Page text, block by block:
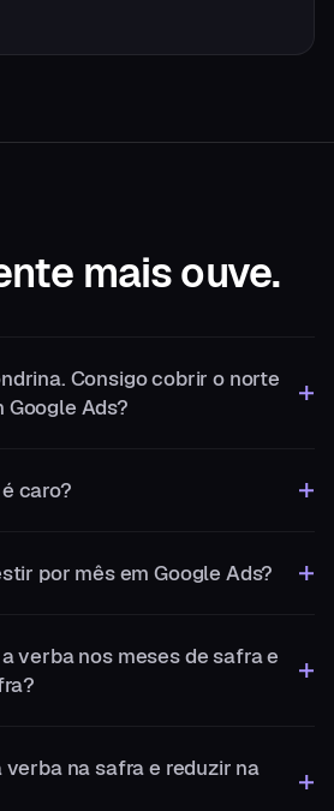
mais ouve.
Consigo cobrir o norte
Google Ads?
caro?
por mês em Google Ads?
verba nos meses de safra e
na safra e reduzir na